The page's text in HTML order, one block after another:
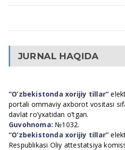
JURNAL HAQIDA
“O’zbekistonda xorijiy tillar”
portali ommaviy axborot vositasi
davlat ro’yxatidan o’tgan.
Guvohnoma: №1032.
“O’zbekistonda xorijiy tillar”
Respublikasi Oliy attestatsiya